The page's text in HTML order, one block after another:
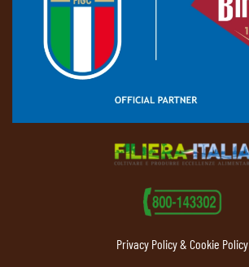
Privacy Policy & Cookie Policy